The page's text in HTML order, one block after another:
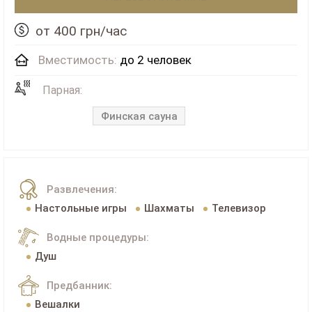
от 400 грн/час
Вместимость: до 2 человек
Парная:
Финская сауна
Развлечения:
Настольные игры
Шахматы Телевизор
Водные процедуры:
Душ
Предбанник:
Вешалки